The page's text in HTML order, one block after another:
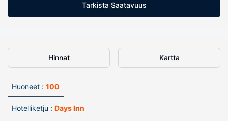
Tarkista Saatavuus
Hinnat Kartta
Huoneet : 100
Hotelliketju : Days Inn